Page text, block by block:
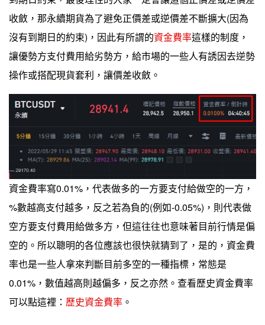
收斂，那永續期貨為了避免正價差或逆價差不斷擴大(因為
沒有到期日的約束)，因此有所謂的資金費率這樣的制度，
讓優勢方支付費用給劣勢方，給市場的一些人有誘因去逆勢
操作或搭配現貨套利，讓價差收斂。
資金費率寫0.01%，代表做多的一方要支付給做空的一方，
%數越高支付越多，反之若為負的(例如-0.05%)，則代表做
空方要支付費用給做多方，但這往往也意味著目前行情是偏
空的。所以聰明的各位應該也很快就猜到了，是的，資金費
率也是一些人拿來判斷目前多空的一種指標，常態是
0.01%，數值越高則越偏多，反之亦然。查看歷史資金費率
可以點這裡： 歷史資金費率 。